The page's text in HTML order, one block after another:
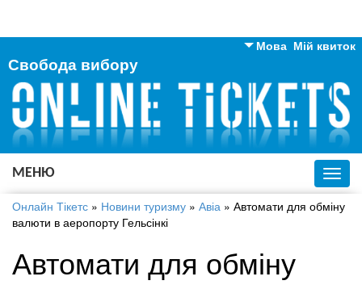
Мій квиток
Мова
Англійська
Російська
Українська
Свобода вибору
МЕНЮ
Онлайн Тікетс » Новини туризму » Авіа » Автомати для обміну
валюти в аеропорту Гельсінкі
Автомати для обміну